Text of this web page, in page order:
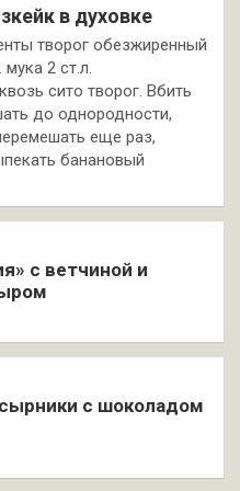
в духовке
творог обезжиренный
2 ст.л.
сито творог. Вбить
до однородности,
еще раз,
банановый
с ветчиной и
с шоколадом